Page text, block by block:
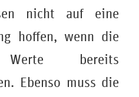
nicht auf eine
hoffen, wenn die
Werte bereits
Ebenso muss die